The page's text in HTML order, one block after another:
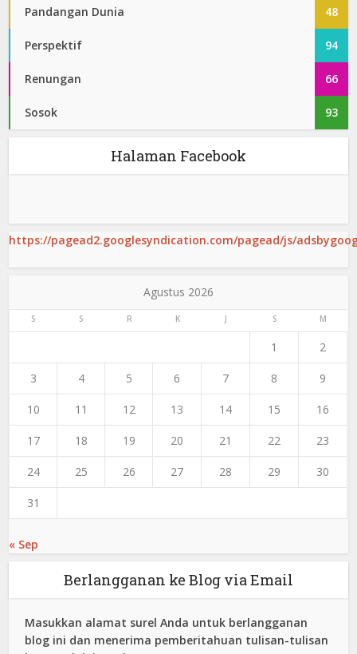
Pandangan Dunia 48
Perspektif 94
Renungan 66
Sosok 93
Halaman Facebook
https://pagead2.googlesyndication.com/pagead/js/
Agustus 2026
S S R K J S M
1 2
3 4 5 6 7 8 9
10 11 12 13 14 15 16
17 18 19 20 21 22 23
24 25 26 27 28 29 30
31
« Sep
Berlangganan ke Blog via Email
Masukkan alamat surel Anda untuk berlangganan
blog ini dan menerima pemberitahuan tulisan-tulisan